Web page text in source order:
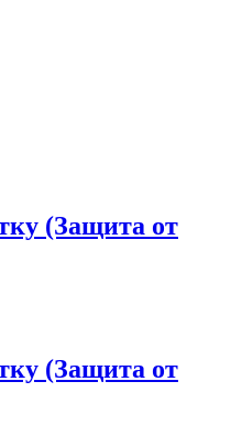
(Защита от
(Защита от